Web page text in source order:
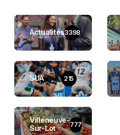
Actualités3398
SUA 215
Villeneuve-
Sur-Lot
777